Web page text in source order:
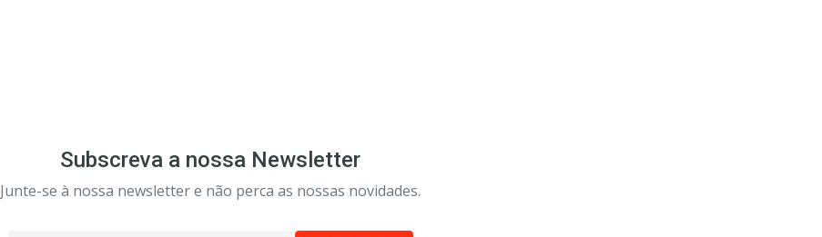
Subscreva a nossa Newsletter
Junte-se à nossa newsletter e não perca as nossas novidades.